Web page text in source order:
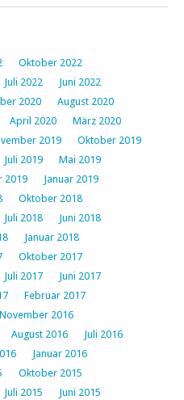
Oktober 2022
Juli 2022
Juni 2022
2020
August 2020
April 2020
März 2020
2019
Oktober 2019
Juli 2019
Mai 2019
2019
Januar 2019
Oktober 2018
Juli 2018
Juni 2018
Januar 2018
Oktober 2017
Juli 2017
Juni 2017
Februar 2017
November 2016
August 2016
Juli 2016
Januar 2016
Oktober 2015
Juli 2015
Juni 2015